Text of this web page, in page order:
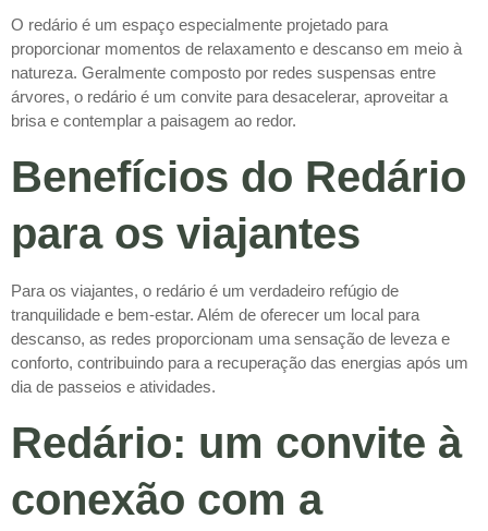
O redário é um espaço especialmente projetado para
proporcionar momentos de relaxamento e descanso em meio à
natureza. Geralmente composto por redes suspensas entre
árvores, o redário é um convite para desacelerar, aproveitar a
brisa e contemplar a paisagem ao redor.
Benefícios do Redário
para os viajantes
Para os viajantes, o redário é um verdadeiro refúgio de
tranquilidade e bem-estar. Além de oferecer um local para
descanso, as redes proporcionam uma sensação de leveza e
conforto, contribuindo para a recuperação das energias após um
dia de passeios e atividades.
Redário: um convite à
conexão com a